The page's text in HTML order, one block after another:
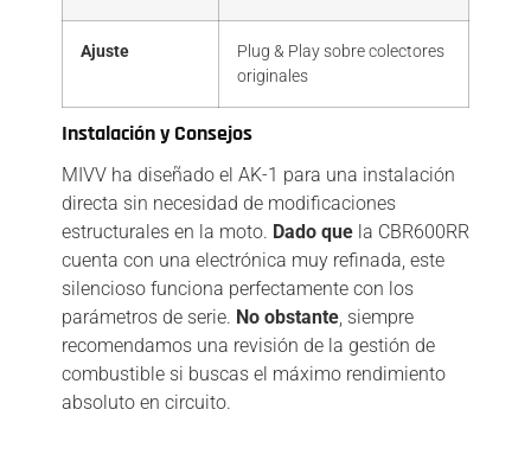
Ajuste
Plug & Play sobre colectores
originales
Instalación y Consejos
MIVV ha diseñado el AK-1 para una instalación
directa sin necesidad de modificaciones
estructurales en la moto. Dado que la CBR600RR
cuenta con una electrónica muy refinada, este
silencioso funciona perfectamente con los
parámetros de serie. No obstante , siempre
recomendamos una revisión de la gestión de
combustible si buscas el máximo rendimiento
absoluto en circuito.